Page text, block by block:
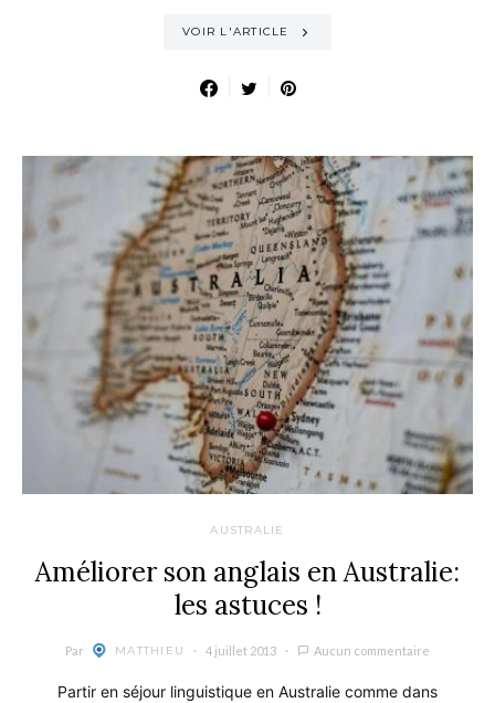
VOIR L'ARTICLE
AUSTRALIE
Améliorer son anglais en Australie:
les astuces !
Par MATTHIEU 4 juillet 2013 Aucun commentaire
Partir en séjour linguistique en Australie comme dans